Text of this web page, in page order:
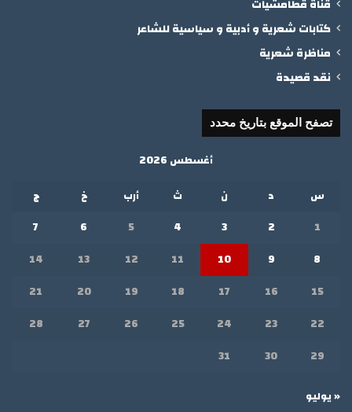
قناة قطامشيات
كتابات شعرية و أدبية و سياسية للشاعر
مناظرة شعرية
نقد قصيدة
تصفح الموقع بتاريخ محدد
أغسطس 2026
س
د ن ث أرب خ
ج
1
2
3
4
5
6
7
8
9
10
11
12
13
14
15
16
17
18
19
20
21
22
23
24
25
26
27
28
29
30
31
« يوليو